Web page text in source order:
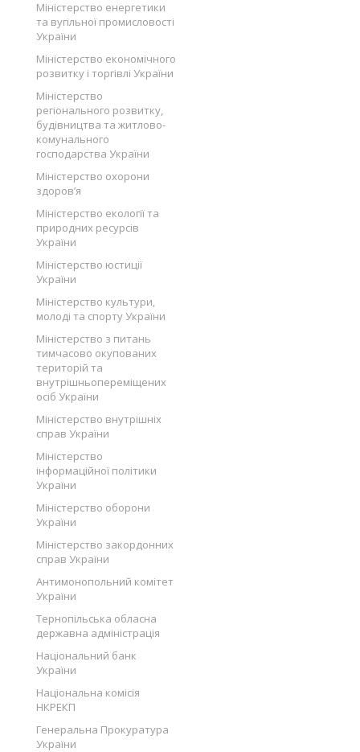
Міністерство енергетики
та вугільної промисловості
України
Міністерство економічного
розвитку і торгівлі України
Міністерство
регіонального розвитку,
будівництва та житлово-
комунального
господарства України
Міністерство охорони
здоров’я
Міністерство екології та
природних ресурсів
України
Міністерство юстиції
України
Міністерство культури,
молоді та спорту України
Міністерство з питань
тимчасово окупованих
територій та
внутрішньопереміщених
осіб України
Міністерство внутрішніх
справ України
Міністерство
інформаційної політики
України
Міністерство оборони
України
Міністерство закордонних
справ України
Антимонопольний комітет
України
Тернопільська обласна
державна адміністрація
Національний банк
України
Національна комісія
НКРЕКП
Генеральна Прокуратура
України